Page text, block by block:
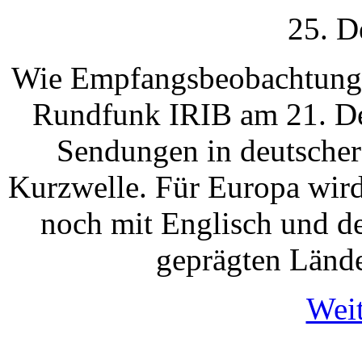
25.
Wie
Rundfunk IRIB am 21.
Sendungen in
Kurzwelle. Für Europa
noch mit Englisch und
geprägten